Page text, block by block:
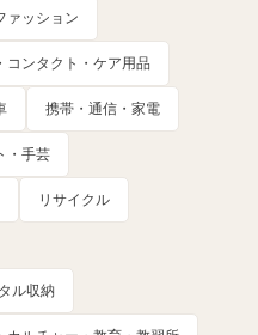
ァッション
コンタクト・ケア用品
携帯・通信・家電
・手芸
リサイクル
ル収納